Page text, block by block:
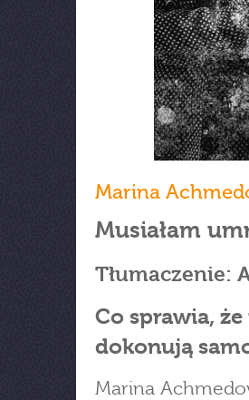
Marina
Musiałam
Tłumaczenie:
Co sprawia,
dokonują
Marina